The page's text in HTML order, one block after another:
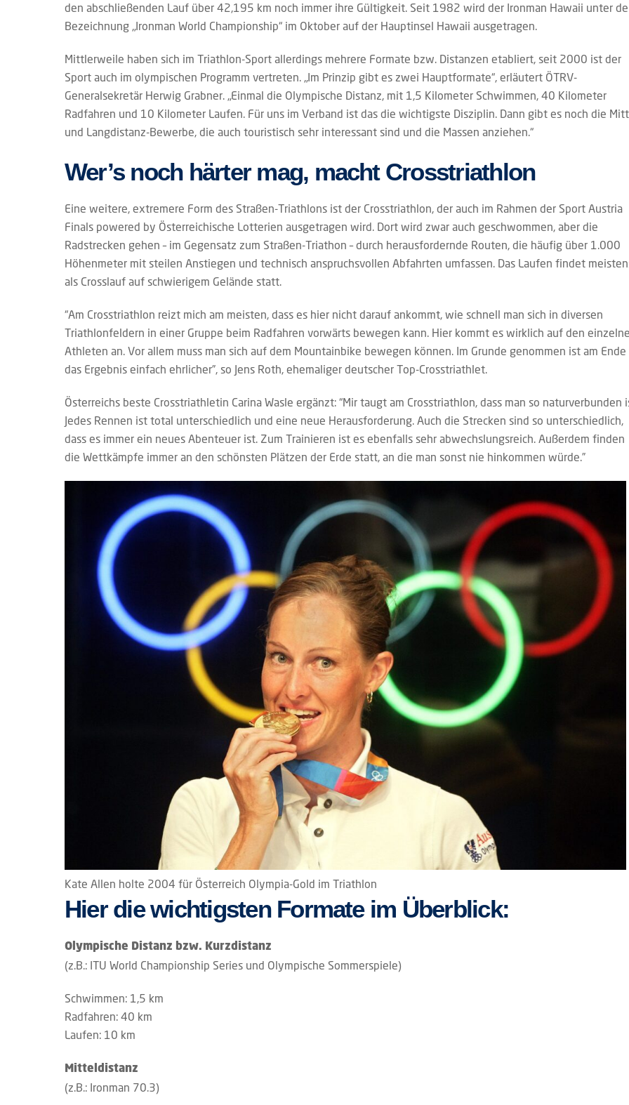
den abschließenden Lauf über 42,195 km noch immer ihre Gültigkeit. Seit 1982 wird der Ironman Hawaii unter
Bezeichnung „Ironman World Championship“ im Oktober auf der Hauptinsel Hawaii ausgetragen.
Mittlerweile haben sich im Triathlon-Sport allerdings mehrere Formate bzw. Distanzen etabliert, seit 2000 ist der
Sport auch im olympischen Programm vertreten. „Im Prinzip gibt es zwei Hauptformate“, erläutert ÖTRV-
Generalsekretär Herwig Grabner. „Einmal die Olympische Distanz, mit 1,5 Kilometer Schwimmen, 40 Kilometer
Radfahren und 10 Kilometer Laufen. Für uns im Verband ist das die wichtigste Disziplin. Dann gibt es noch die
und Langdistanz-Bewerbe, die auch touristisch sehr interessant sind und die Massen anziehen.“
Wer’s noch härter mag, macht Crosstriathlon
Eine weitere, extremere Form des Straßen-Triathlons ist der Crosstriathlon, der auch im Rahmen der Sport Austria
Finals powered by Österreichische Lotterien ausgetragen wird. Dort wird zwar auch geschwommen, aber die
Radstrecken gehen – im Gegensatz zum Straßen-Triathon – durch herausfordernde Routen, die häufig über 1.000
Höhenmeter mit steilen Anstiegen und technisch anspruchsvollen Abfahrten umfassen. Das Laufen findet
als Crosslauf auf schwierigem Gelände statt.
“Am Crosstriathlon reizt mich am meisten, dass es hier nicht darauf ankommt, wie schnell man sich in diversen
Triathlonfeldern in einer Gruppe beim Radfahren vorwärts bewegen kann. Hier kommt es wirklich auf den
Athleten an. Vor allem muss man sich auf dem Mountainbike bewegen können. Im Grunde genommen ist am Ende
das Ergebnis einfach ehrlicher”, so Jens Roth, ehemaliger deutscher Top-Crosstriathlet.
Österreichs beste Crosstriathletin Carina Wasle ergänzt: “Mir taugt am Crosstriathlon, dass man so naturverbunden
Jedes Rennen ist total unterschiedlich und eine neue Herausforderung. Auch die Strecken sind so unterschiedlich,
dass es immer ein neues Abenteuer ist. Zum Trainieren ist es ebenfalls sehr abwechslungsreich. Außerdem finden
die Wettkämpfe immer an den schönsten Plätzen der Erde statt, an die man sonst nie hinkommen würde.”
Kate Allen holte 2004 für Österreich Olympia-Gold im Triathlon
Hier die wichtigsten Formate im Überblick:
Olympische Distanz bzw. Kurzdistanz
(z.B.: ITU World Championship Series und Olympische Sommerspiele)
Schwimmen: 1,5 km
Radfahren: 40 km
Laufen: 10 km
Mitteldistanz
(z.B.: Ironman 70.3)